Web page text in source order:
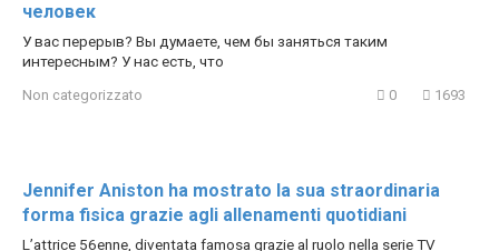
человек
У вас перерыв? Вы думаете, чем бы заняться таким
интересным? У нас есть, что
Non categorizzato 0 1693
Jennifer Aniston ha mostrato la sua straordinaria
forma fisica grazie agli allenamenti quotidiani
L’attrice 56enne, diventata famosa grazie al ruolo nella serie TV